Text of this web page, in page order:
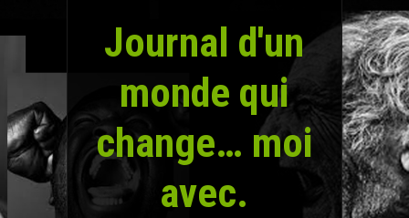
Journal d'un
monde qui
change… moi
avec.